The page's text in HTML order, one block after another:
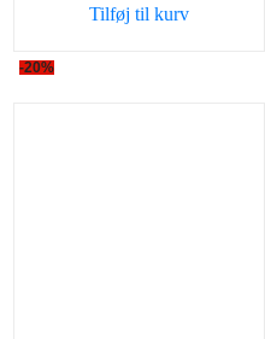
942,00 kr..
Tilføj til kurv
-20%